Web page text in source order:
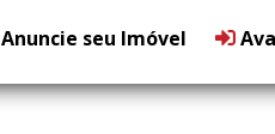
Anuncie seu Imóvel